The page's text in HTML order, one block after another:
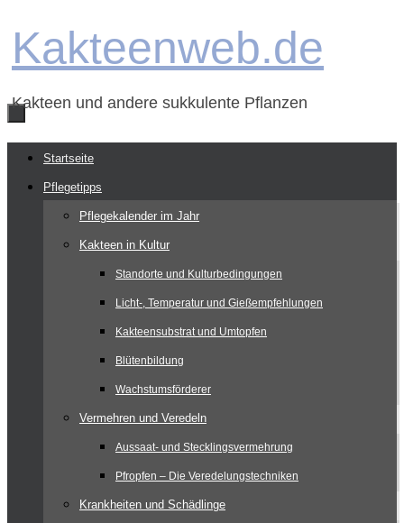
Inhalt
Kakteenweb.de
Kakteen und andere sukkulente Pflanzen
Zum
Inhalt
springen
Startseite
Pflegetipps
Pflegekalender im Jahr
Kakteen in Kultur
Standorte und Kulturbedingungen
Licht-, Temperatur und Gießempfehlungen
Kakteensubstrat und Umtopfen
Blütenbildung
Wachstumsförderer
Vermehren und Veredeln
Aussaat- und Stecklingsvermehrung
Pfropfen – Die Veredelungstechniken
Krankheiten und Schädlinge